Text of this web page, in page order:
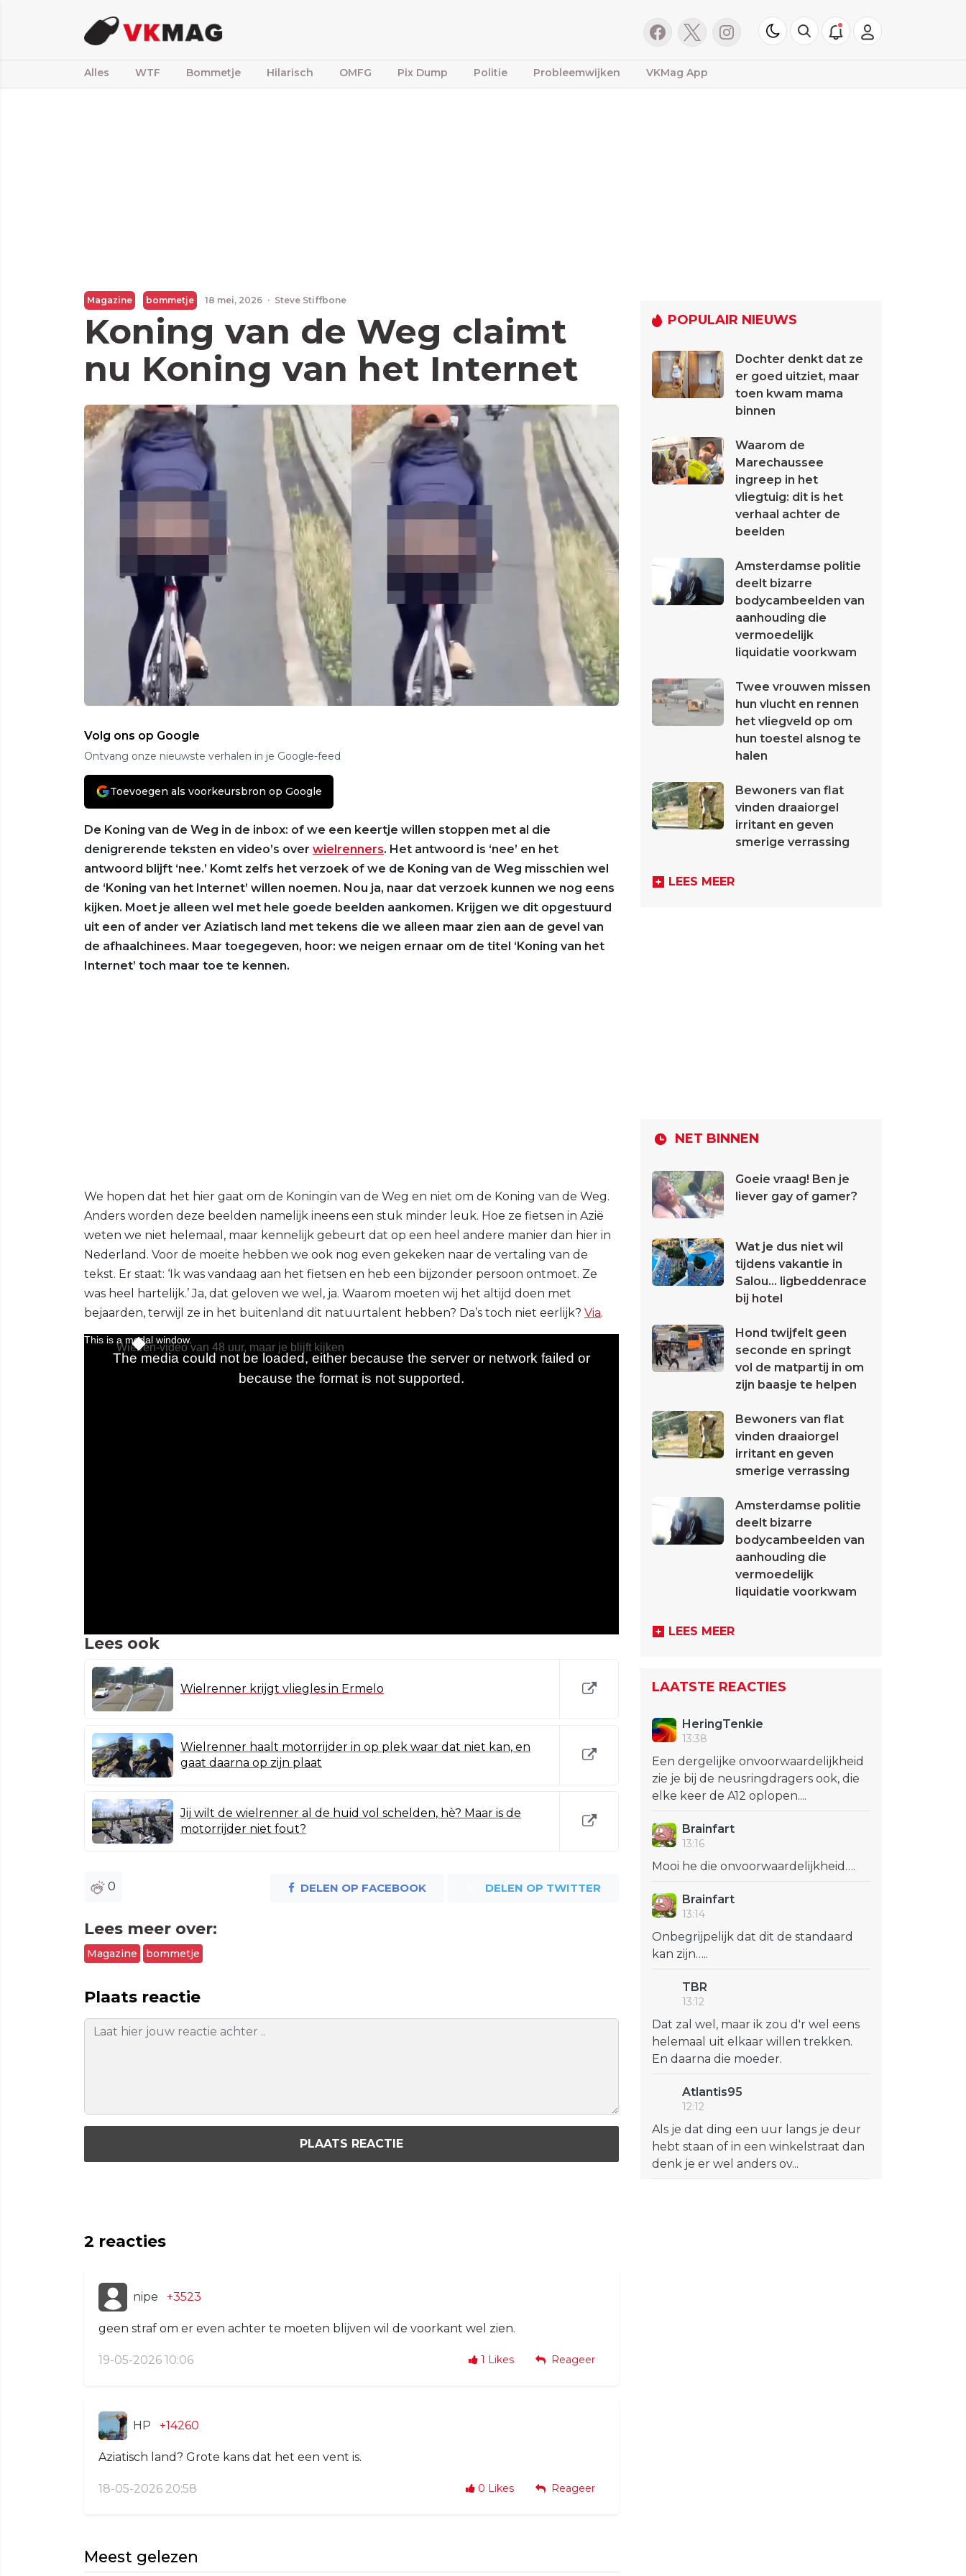
Alles WTF Bommetje Hilarisch OMFG Pix Dump Politie Probleemwijken VKMag App
Magazine bommetje 18 mei, 2026 · Steve Stiffbone
Koning van de Weg claimt
nu Koning van het Internet
Volg ons op Google
Ontvang onze nieuwste verhalen in je Google-feed
Toevoegen als voorkeursbron op Google
De Koning van de Weg in de inbox: of we een keertje willen stoppen met al die
denigrerende teksten en video’s over wielrenners. Het antwoord is ‘nee’ en het
antwoord blijft ‘nee.’ Komt zelfs het verzoek of we de Koning van de Weg misschien wel
de ‘Koning van het Internet’ willen noemen. Nou ja, naar dat verzoek kunnen we nog eens
kijken. Moet je alleen wel met hele goede beelden aankomen. Krijgen we dit opgestuurd
uit een of ander ver Aziatisch land met tekens die we alleen maar zien aan de gevel van
de afhaalchinees. Maar toegegeven, hoor: we neigen ernaar om de titel ‘Koning van het
Internet’ toch maar toe te kennen.
We hopen dat het hier gaat om de Koningin van de Weg en niet om de Koning van de Weg.
Anders worden deze beelden namelijk ineens een stuk minder leuk. Hoe ze fietsen in Azië
weten we niet helemaal, maar kennelijk gebeurt dat op een heel andere manier dan hier in
Nederland. Voor de moeite hebben we ook nog even gekeken naar de vertaling van de
tekst. Er staat: ‘Ik was vandaag aan het fietsen en heb een bijzonder persoon ontmoet. Ze
was heel hartelijk.’ Ja, dat geloven we wel, ja. Waarom moeten wij het altijd doen met
bejaarden, terwijl ze in het buitenland dit natuurtalent hebben? Da’s toch niet eerlijk? Via.
Lees ook
Wielrenner krijgt vliegles in Ermelo
Wielrenner haalt motorrijder in op plek waar dat niet kan, en
gaat daarna op zijn plaat
Jij wilt de wielrenner al de huid vol schelden, hè? Maar is de
motorrijder niet fout?
0 DELEN OP FACEBOOK DELEN OP TWITTER
Lees meer over:
Magazine bommetje
Plaats reactie
PLAATS REACTIE
2 reacties
nipe +3523
geen straf om er even achter te moeten blijven wil de voorkant wel zien.
19-05-2026 10:06 1 Likes Reageer
HP +14260
Aziatisch land? Grote kans dat het een vent is.
18-05-2026 20:58 0 Likes Reageer
Meest gelezen
POPULAIR NIEUWS
Dochter denkt dat ze
er goed uitziet, maar
toen kwam mama
binnen
Waarom de
Marechaussee
ingreep in het
vliegtuig: dit is het
verhaal achter de
beelden
Amsterdamse politie
deelt bizarre
bodycambeelden van
aanhouding die
vermoedelijk
liquidatie voorkwam
Twee vrouwen missen
hun vlucht en rennen
het vliegveld op om
hun toestel alsnog te
halen
Bewoners van flat
vinden draaiorgel
irritant en geven
smerige verrassing
LEES MEER
NET BINNEN
Goeie vraag! Ben je
liever gay of gamer?
Wat je dus niet wil
tijdens vakantie in
Salou... ligbeddenrace
bij hotel
Hond twijfelt geen
seconde en springt
vol de matpartij in om
zijn baasje te helpen
Bewoners van flat
vinden draaiorgel
irritant en geven
smerige verrassing
Amsterdamse politie
deelt bizarre
bodycambeelden van
aanhouding die
vermoedelijk
liquidatie voorkwam
LEES MEER
LAATSTE REACTIES
HeringTenkie
13:38
Een dergelijke onvoorwaardelijkheid
zie je bij de neusringdragers ook, die
elke keer de A12 oplopen....
Brainfart
13:16
Mooi he die onvoorwaardelijkheid….
Brainfart
13:14
Onbegrijpelijk dat dit de standaard
kan zijn…..
TBR
13:12
Dat zal wel, maar ik zou d'r wel eens
helemaal uit elkaar willen trekken.
En daarna die moeder.
Atlantis95
12:12
Als je dat ding een uur langs je deur
hebt staan of in een winkelstraat dan
denk je er wel anders ov...